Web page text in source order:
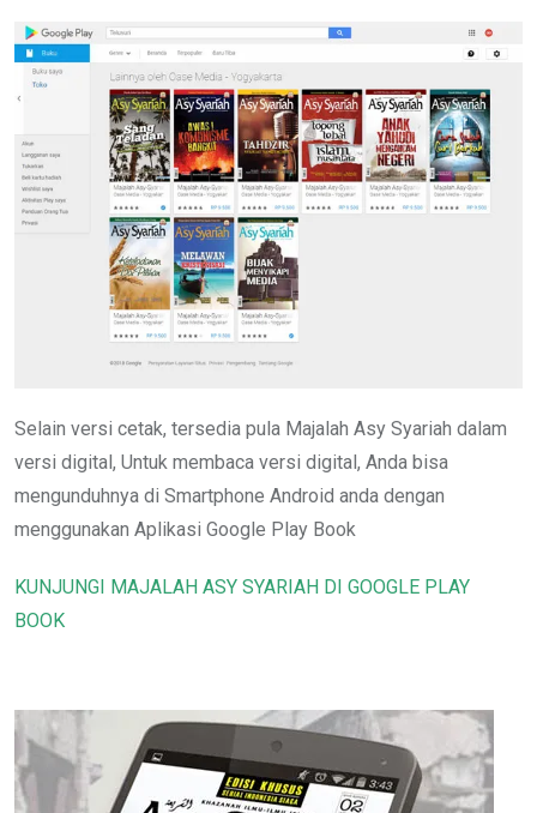
Selain versi cetak, tersedia pula Majalah Asy Syariah dalam
versi digital, Untuk membaca versi digital, Anda bisa
mengunduhnya di Smartphone Android anda dengan
menggunakan Aplikasi Google Play Book
KUNJUNGI MAJALAH ASY SYARIAH DI GOOGLE PLAY
BOOK